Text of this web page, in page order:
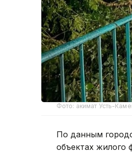
Фото: акимат Усть-
По данным
объектах жилого